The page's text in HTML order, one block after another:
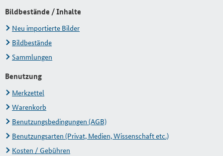
Bildbestände / Inhalte
Neu importierte Bilder
Bildbestände
Sammlungen
Benutzung
Merkzettel
Warenkorb
Benutzungsbedingungen (AGB)
Benutzungsarten (Privat, Medien, Wissenschaft etc.)
Kosten / Gebühren